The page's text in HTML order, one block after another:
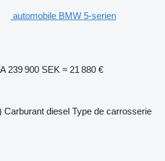
automobile BMW 5-serien
239 900 SEK ≈ 21 880 €
Carburant diesel Type de carrosserie